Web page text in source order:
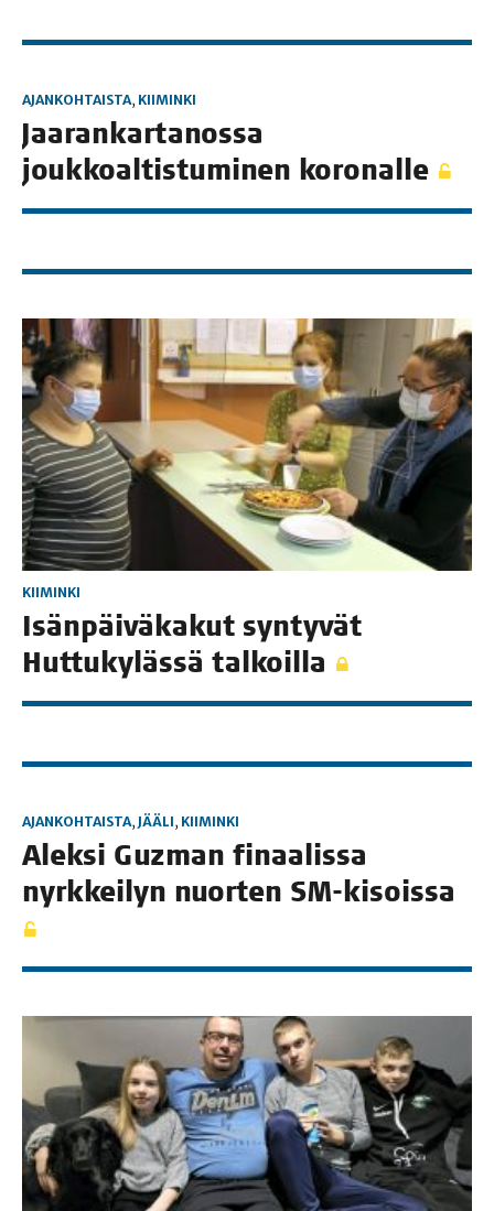
AJANKOHTAISTA, KIIMINKI
Jaa­ran­kar­ta­nos­sa
jouk­koal­tis­tu­mi­nen koronalle
KIIMINKI
Isän­päi­vä­ka­kut syn­ty­vät
Hut­tu­ky­läs­sä talkoilla
AJANKOHTAISTA, JÄÄLI, KIIMINKI
Alek­si Guz­man finaa­lis­sa
nyrk­kei­lyn nuor­ten SM-kisoissa